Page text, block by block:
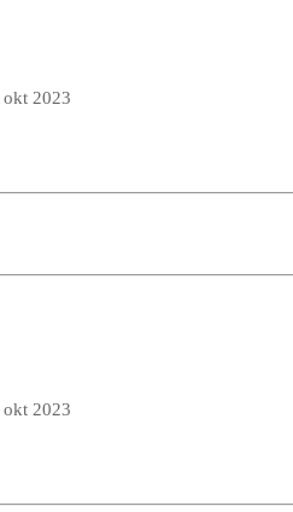
okt 2023
okt 2023